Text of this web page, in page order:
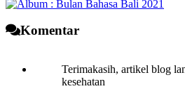
Komentar
kesehatan